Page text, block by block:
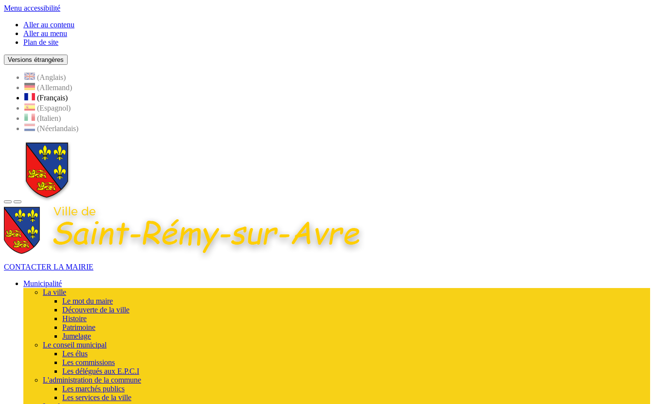
Menu accessibilité
Aller au contenu
Aller au menu
Plan de site
Versions étrangères
(Anglais)
(Allemand)
(Français)
(Espagnol)
(Italien)
(Néerlandais)
CONTACTER LA MAIRIE
Municipalité
La ville
Le mot du maire
Découverte de la ville
Histoire
Patrimoine
Jumelage
Le conseil municipal
Les élus
Les commissions
Les délégués aux E.P.C.I
L'administration de la commune
Les marchés publics
Les services de la ville